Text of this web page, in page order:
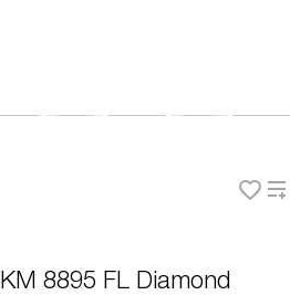
KM 8895 FL Diamond